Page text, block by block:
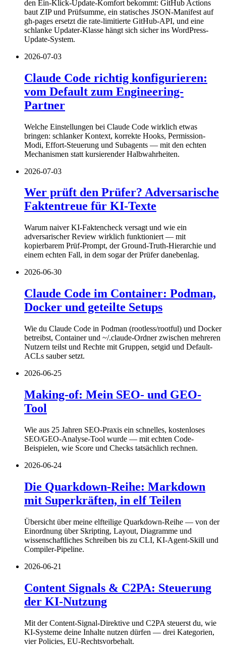
den Ein-Klick-Update-Komfort bekommt: GitHub Actions
baut ZIP und Prüfsumme, ein statisches JSON-Manifest auf
gh-pages ersetzt die rate-limitierte GitHub-API, und eine
schlanke Updater-Klasse hängt sich sicher ins WordPress-
Update-System.
2026-07-03
Claude Code richtig konfigurieren:
vom Default zum Engineering-
Partner
Welche Einstellungen bei Claude Code wirklich etwas
bringen: schlanker Kontext, korrekte Hooks, Permission-
Modi, Effort-Steuerung und Subagents — mit den echten
Mechanismen statt kursierender Halbwahrheiten.
2026-07-03
Wer prüft den Prüfer? Adversarische
Faktentreue für KI-Texte
Warum naiver KI-Faktencheck versagt und wie ein
adversarischer Review wirklich funktioniert — mit
kopierbarem Prüf-Prompt, der Ground-Truth-Hierarchie und
einem echten Fall, in dem sogar der Prüfer danebenlag.
2026-06-30
Claude Code im Container: Podman,
Docker und geteilte Setups
Wie du Claude Code in Podman (rootless/rootful) und Docker
betreibst, Container und ~/.claude-Ordner zwischen mehreren
Nutzern teilst und Rechte mit Gruppen, setgid und Default-
ACLs sauber setzt.
2026-06-25
Making-of: Mein SEO- und GEO-
Tool
Wie aus 25 Jahren SEO-Praxis ein schnelles, kostenloses
SEO/GEO-Analyse-Tool wurde — mit echten Code-
Beispielen, wie Score und Checks tatsächlich rechnen.
2026-06-24
Die Quarkdown-Reihe: Markdown
mit Superkräften, in elf Teilen
Übersicht über meine elfteilige Quarkdown-Reihe — von der
Einordnung über Skripting, Layout, Diagramme und
wissenschaftliches Schreiben bis zu CLI, KI-Agent-Skill und
Compiler-Pipeline.
2026-06-21
Content Signals & C2PA: Steuerung
der KI-Nutzung
Mit der Content-Signal-Direktive und C2PA steuerst du, wie
KI-Systeme deine Inhalte nutzen dürfen — drei Kategorien,
vier Policies, EU-Rechtsvorbehalt.